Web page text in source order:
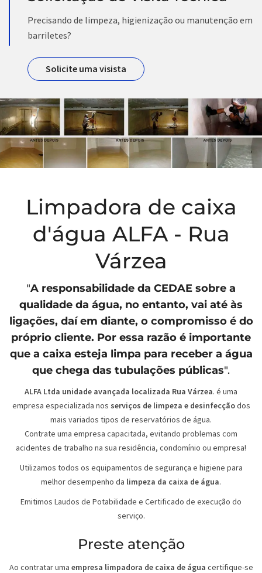
Precisando de limpeza, higienização ou manutenção em
barriletes?
Solicite uma visista
Limpadora de caixa
d'água ALFA - Rua
Várzea
"A responsabilidade da CEDAE sobre a
qualidade da água, no entanto, vai até às
ligações, daí em diante, o compromisso é do
próprio cliente. Por essa razão é importante
que a caixa esteja limpa para receber a água
que chega das tubulações públicas".
ALFA Ltda unidade avançada localizada Rua Várzea. é uma
empresa especializada nos serviços de limpeza e desinfecçãodos
mais variados tipos de reservatórios de água.
Contrate uma empresa capacitada, evitando problemas com
acidentes de trabalho na sua residência, condomínio ou empresa!
Utilizamos todos os equipamentos de segurança e higiene para
melhor desempenho da limpeza da caixa de água.
Emitimos Laudos de Potabilidade e Certificado de execução do
serviço.
Preste atenção
Ao contratar uma empresa limpadora de caixa de água certifique-se